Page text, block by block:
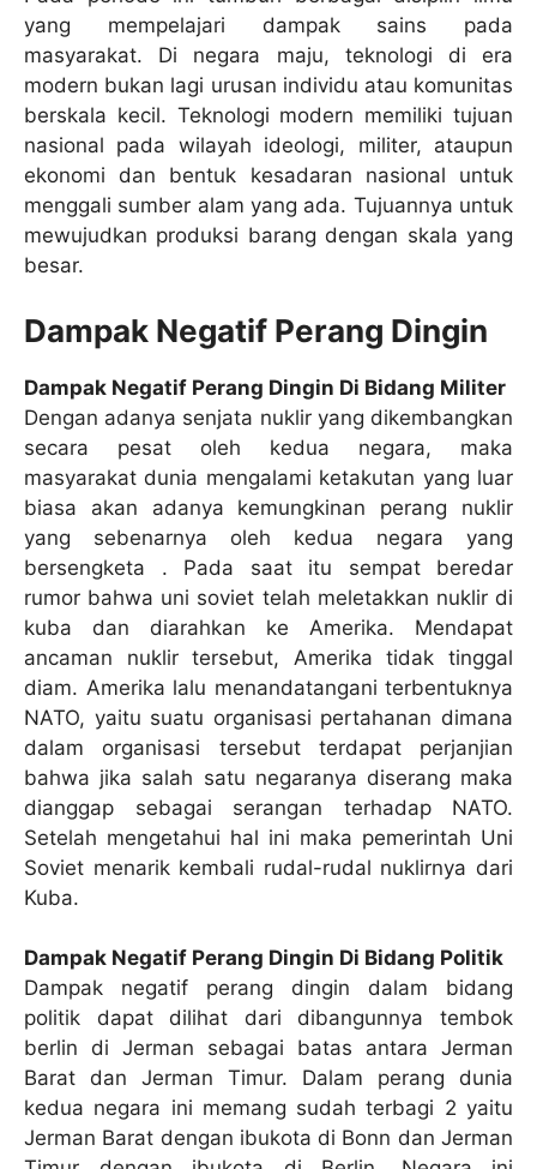
yang mempelajari dampak sains pada
masyarakat. Di negara maju, teknologi di era
modern bukan lagi urusan individu atau komunitas
berskala kecil. Teknologi modern memiliki tujuan
nasional pada wilayah ideologi, militer, ataupun
ekonomi dan bentuk kesadaran nasional untuk
menggali sumber alam yang ada. Tujuannya untuk
mewujudkan produksi barang dengan skala yang
besar.
Dampak Negatif Perang Dingin
Dampak Negatif Perang Dingin Di Bidang Militer
Dengan adanya senjata nuklir yang dikembangkan
secara pesat oleh kedua negara, maka
masyarakat dunia mengalami ketakutan yang luar
biasa akan adanya kemungkinan perang nuklir
yang sebenarnya oleh kedua negara yang
bersengketa . Pada saat itu sempat beredar
rumor bahwa uni soviet telah meletakkan nuklir di
kuba dan diarahkan ke Amerika. Mendapat
ancaman nuklir tersebut, Amerika tidak tinggal
diam. Amerika lalu menandatangani terbentuknya
NATO, yaitu suatu organisasi pertahanan dimana
dalam organisasi tersebut terdapat perjanjian
bahwa jika salah satu negaranya diserang maka
dianggap sebagai serangan terhadap NATO.
Setelah mengetahui hal ini maka pemerintah Uni
Soviet menarik kembali rudal-rudal nuklirnya dari
Kuba.
Dampak Negatif Perang Dingin Di Bidang Politik
Dampak negatif perang dingin dalam bidang
politik dapat dilihat dari dibangunnya tembok
berlin di Jerman sebagai batas antara Jerman
Barat dan Jerman Timur. Dalam perang dunia
kedua negara ini memang sudah terbagi 2 yaitu
Jerman Barat dengan ibukota di Bonn dan Jerman